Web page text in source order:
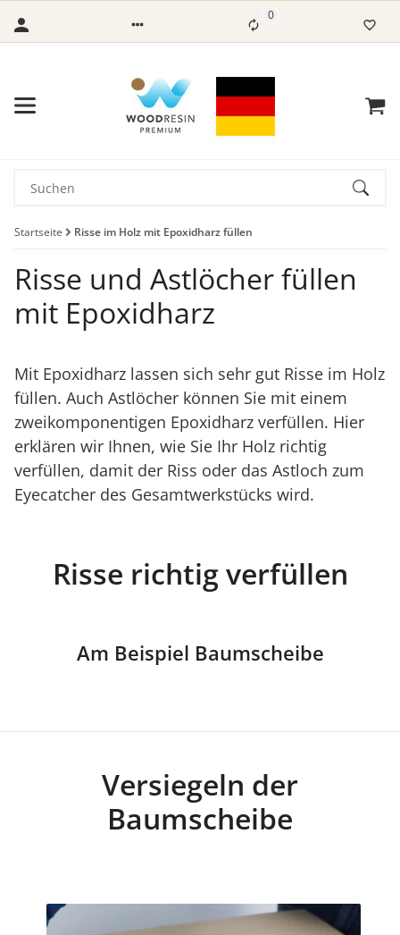
0
Startseite Risse im Holz mit Epoxidharz füllen
Risse und Astlöcher füllen
mit Epoxidharz
Mit Epoxidharz lassen sich sehr gut Risse im Holz
füllen. Auch Astlöcher können Sie mit einem
zweikomponentigen Epoxidharz verfüllen. Hier
erklären wir Ihnen, wie Sie Ihr Holz richtig
verfüllen, damit der Riss oder das Astloch zum
Eyecatcher des Gesamtwerkstücks wird.
Risse richtig verfüllen
Am Beispiel Baumscheibe
Versiegeln der
Baumscheibe